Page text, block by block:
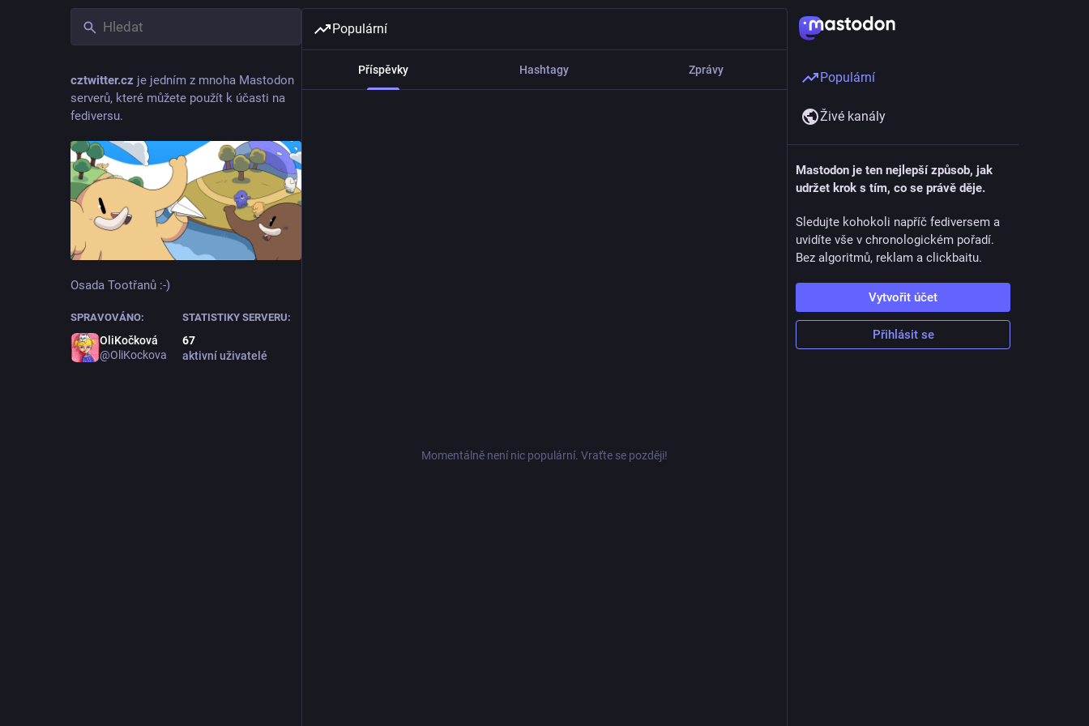
cztwitter.cz je jedním z mnoha Mastodon
serverů, které můžete použít k účasti na
fediversu.
Osada Tootřanů :-)
SPRAVOVÁNO:
OliKočková
@OliKockova
STATISTIKY SERVERU:
67
aktivní uživatelé
Populární
Příspěvky Hashtagy Zprávy
Momentálně není nic populární. Vraťte se později!
Populární
Živé kanály
Mastodon je ten nejlepší způsob, jak
udržet krok s tím, co se právě děje.
Sledujte kohokoli napříč fediversem a
uvidíte vše v chronologickém pořadí.
Bez algoritmů, reklam a clickbaitu.
Vytvořit účet
Přihlásit se